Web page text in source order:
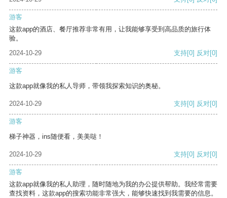
游客
这款app的酒店、餐厅推荐非常有用，让我能够享受到高品质的旅行体
验。
2024-10-29
支持[0] 反对[0]
游客
这款app就像我的私人导师，带领我探索知识的奥秘。
2024-10-29 支持[0] 反对[0]
游客
梯子神器，ins随便看，美美哒！
2024-10-29 支持[0] 反对[0]
游客
这款app就像我的私人助理，随时随地为我的办公提供帮助。我经常需要
查找资料，这款app的搜索功能非常强大，能够快速找到我需要的信息。